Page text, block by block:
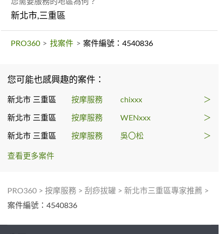
新北市,三重區
PRO360 > 找案件 > 案件編號：4540836
您可能也感興趣的案件：
新北市 三重區 按摩服務 chixxx ＞
新北市 三重區 按摩服務 WENxxx ＞
新北市 三重區 按摩服務 吳〇松 ＞
查看更多案件
PRO360 > 按摩服務 > 刮痧拔罐 > 新北市三重區專家推薦 >
案件編號：4540836